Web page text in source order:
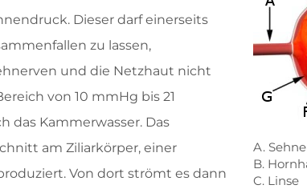
Dieser darf einerseits
zu lassen,
und die Netzhaut nicht
von 10 mmHg bis 21
das Kammerwasser. Das
am Ziliarkörper, einer
Von dort strömt es dann
A.
B.
C. Linse